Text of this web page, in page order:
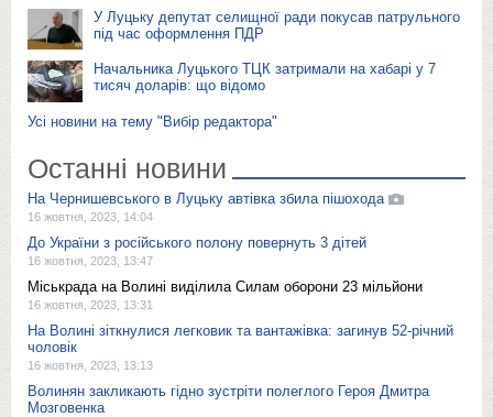
У Луцьку депутат селищної ради покусав патрульного
під час оформлення ПДР
Начальника Луцького ТЦК затримали на хабарі у 7
тисяч доларів: що відомо
Усі новини на тему "Вибір редактора"
Останні новини
На Чернишевського в Луцьку автівка збила пішохода
16 жовтня, 2023, 14:04
До України з російського полону повернуть 3 дітей
16 жовтня, 2023, 13:47
Міськрада на Волині виділила Силам оборони 23 мільйони
16 жовтня, 2023, 13:31
На Волині зіткнулися легковик та вантажівка: загинув 52-річний
чоловік
16 жовтня, 2023, 13:13
Волинян закликають гідно зустріти полеглого Героя Дмитра
Мозговенка